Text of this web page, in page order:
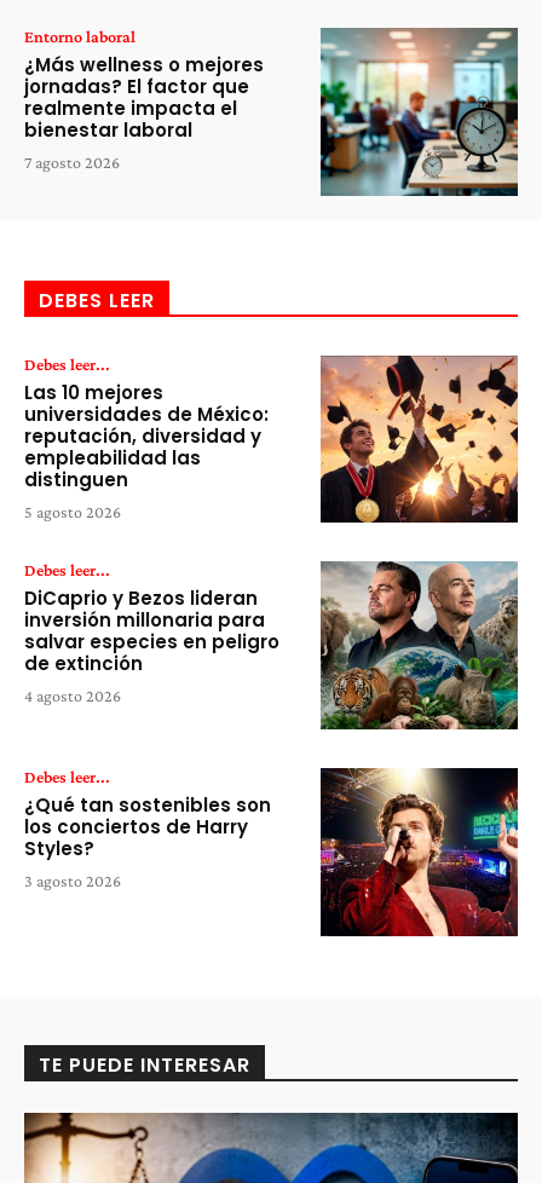
Entorno laboral
¿Más wellness o mejores
jornadas? El factor que
realmente impacta el
bienestar laboral
7 agosto 2026
DEBES LEER
Debes leer...
Las 10 mejores
universidades de México:
reputación, diversidad y
empleabilidad las
distinguen
5 agosto 2026
Debes leer...
DiCaprio y Bezos lideran
inversión millonaria para
salvar especies en peligro
de extinción
4 agosto 2026
Debes leer...
¿Qué tan sostenibles son
los conciertos de Harry
Styles?
3 agosto 2026
TE PUEDE INTERESAR